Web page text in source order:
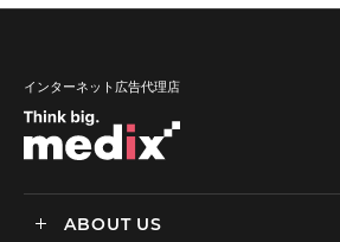
インターネット広告代理店
ABOUT US